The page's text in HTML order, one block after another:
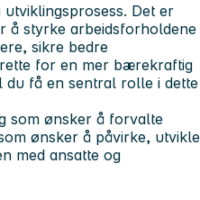
Det er
å styrke arbeidsforholdene
sikre bedre
for en mer bærekraftig
du få en sentral rolle i dette
som ønsker å forvalte
ønsker å påvirke, utvikle
med ansatte og